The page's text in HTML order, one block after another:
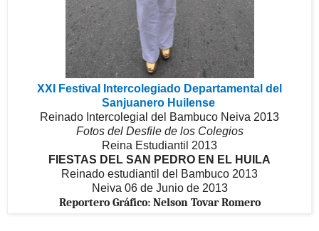
XXI Festival Intercolegiado Departamental del
Sanjuanero Huilense
Reinado Intercolegial del Bambuco Neiva 2013
Fotos del Desfile de los Colegios
Reina Estudiantil 2013
FIESTAS DEL SAN PEDRO EN EL HUILA
Reinado estudiantil del Bambuco 2013
Neiva 06 de Junio de 2013
Reportero Gráfico: Nelson Tovar Romero